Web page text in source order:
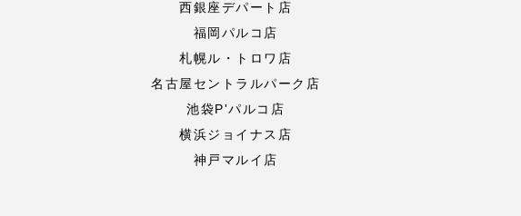
西銀座デパート店
福岡パルコ店
札幌ル・トロワ店
名古屋セントラルパーク店
池袋P'パルコ店
横浜ジョイナス店
神戸マルイ店